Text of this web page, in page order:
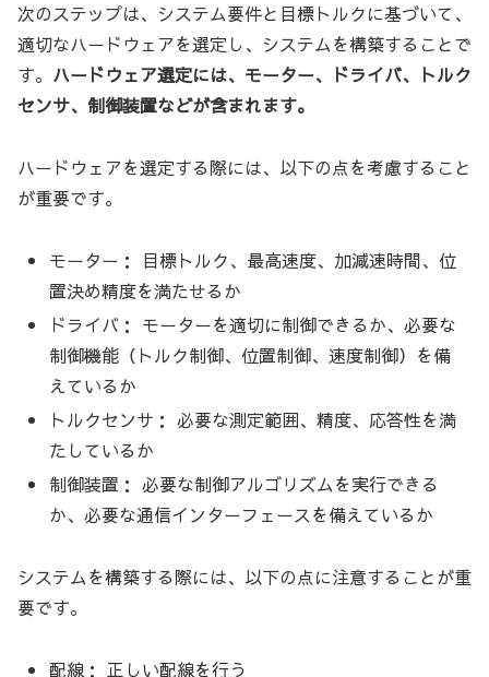
次のステップは、システム要件と目標トルクに基づいて、
適切なハードウェアを選定し、システムを構築することで
す。 ハードウェア選定には、モーター、ドライバ、トルク
センサ、制御装置などが含まれます。
ハードウェアを選定する際には、以下の点を考慮すること
が重要です。
モーター： 目標トルク、最高速度、加減速時間、位
置決め精度を満たせるか
ドライバ： モーターを適切に制御できるか、必要な
制御機能（トルク制御、位置制御、速度制御）を備
えているか
トルクセンサ： 必要な測定範囲、精度、応答性を満
たしているか
制御装置： 必要な制御アルゴリズムを実行できる
か、必要な通信インターフェースを備えているか
システムを構築する際には、以下の点に注意することが重
要です。
配線： 正しい配線を行う